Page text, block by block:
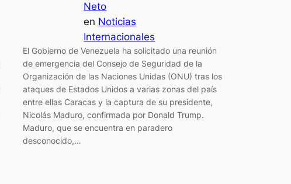
Neto
en Noticias
Internacionales
El Gobierno de Venezuela ha solicitado una reunión
de emergencia del Consejo de Seguridad de la
Organización de las Naciones Unidas (ONU) tras los
ataques de Estados Unidos a varias zonas del país
entre ellas Caracas y la captura de su presidente,
Nicolás Maduro, confirmada por Donald Trump.
Maduro, que se encuentra en paradero
desconocido,…